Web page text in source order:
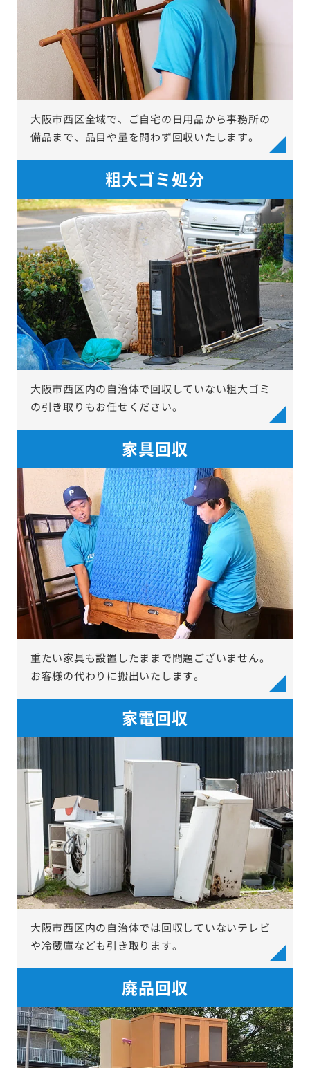
大阪市西区全域で、ご自宅の日用品から事務所の
備品まで、品目や量を問わず回収いたします。
粗大ゴミ処分
大阪市西区内の自治体で回収していない粗大ゴミ
の引き取りもお任せください。
家具回収
重たい家具も設置したままで問題ございません。
お客様の代わりに搬出いたします。
家電回収
大阪市西区内の自治体では回収していないテレビ
や冷蔵庫なども引き取ります。
廃品回収